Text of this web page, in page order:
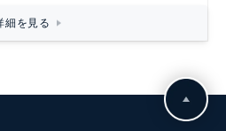
細を見る